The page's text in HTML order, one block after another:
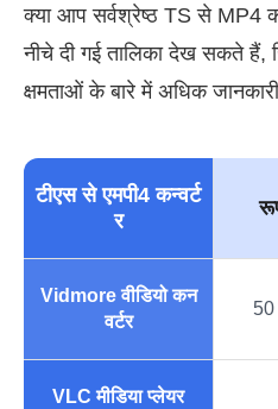
क्या आप सर्वश्रेष्ठ TS से MP4
नीचे दी गई तालिका देख सकते
क्षमताओं के बारे में अधिक
टीएस से एमपी4 कन्वर्ट
र
Vidmore वीडियो कन
वर्टर
VLC मीडिया प्लेयर